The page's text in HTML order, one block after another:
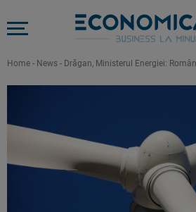
Home - News - Drăgan, Ministerul Energiei: